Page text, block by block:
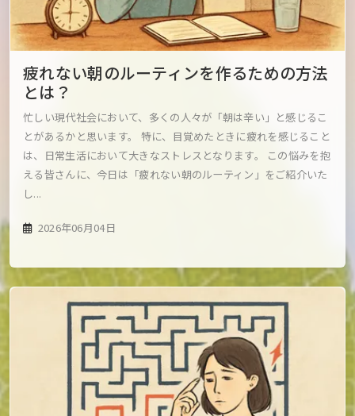
疲れない朝のルーティンを作るための方法
とは？
忙しい現代社会において、多くの人々が「朝は辛い」と感じるこ
とがあるかと思います。 特に、目覚めたときに疲れを感じること
は、日常生活において大きなストレスとなります。 この悩みを抱
える皆さんに、今日は「疲れない朝のルーティン」をご紹介いた
し...
2026年06月04日